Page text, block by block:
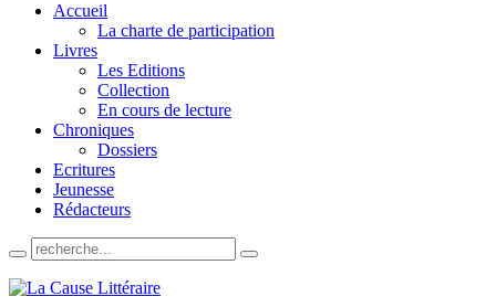
Accueil
La charte de participation
Livres
Les Editions
Collection
En cours de lecture
Chroniques
Dossiers
Ecritures
Jeunesse
Rédacteurs